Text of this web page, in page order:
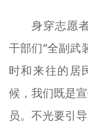
身穿志愿
干部们“全副武
时和来往的居
候，我们既是
员。不光要引